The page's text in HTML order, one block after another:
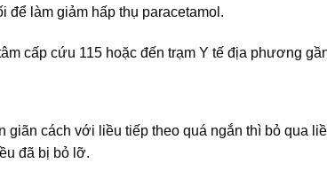
để làm giảm hấp thụ paracetamol.
cấp cứu 115 hoặc đến trạm Y tế địa phương
cách với liều tiếp theo quá ngắn thì bỏ qua
đã bị bỏ lỡ.